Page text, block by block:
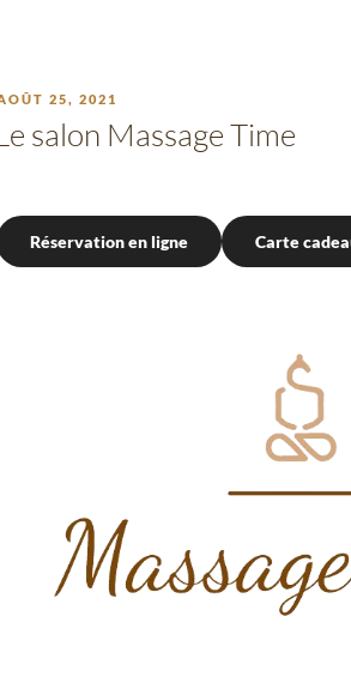
25, 2021
salon Massage Time
Réservation en ligne Carte